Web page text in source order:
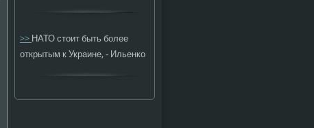
>>НАТО стоит быть более
открытым к Украине, - Ильенко